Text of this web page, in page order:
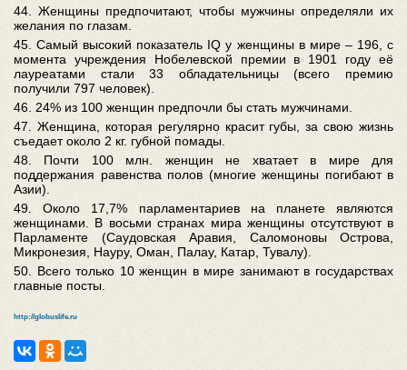
44. Женщины предпочитают, чтобы мужчины определяли их
желания по глазам.
45. Самый высокий показатель IQ у женщины в мире – 196, с
момента учреждения Нобелевской премии в 1901 году её
лауреатами стали 33 обладательницы (всего премию
получили 797 человек).
46. 24% из 100 женщин предпочли бы стать мужчинами
47. Женщина, которая регулярно красит губы, за свою жизнь
съедает около 2 кг. губной помады.
48. Почти 100 млн. женщин не хватает в мире для
поддержания равенства полов (многие женщины погибают в
Азии).
49. Около 17,7% парламентариев на планете являются
женщинами. В восьми странах мира женщины отсутствуют в
Парламенте (Саудовская Аравия, Саломоновы Острова,
Микронезия, Науру, Оман, Палау, Катар, Тувалу).
50. Всего только 10 женщин в мире занимают в государствах
главные посты.
http://globuslife.ru